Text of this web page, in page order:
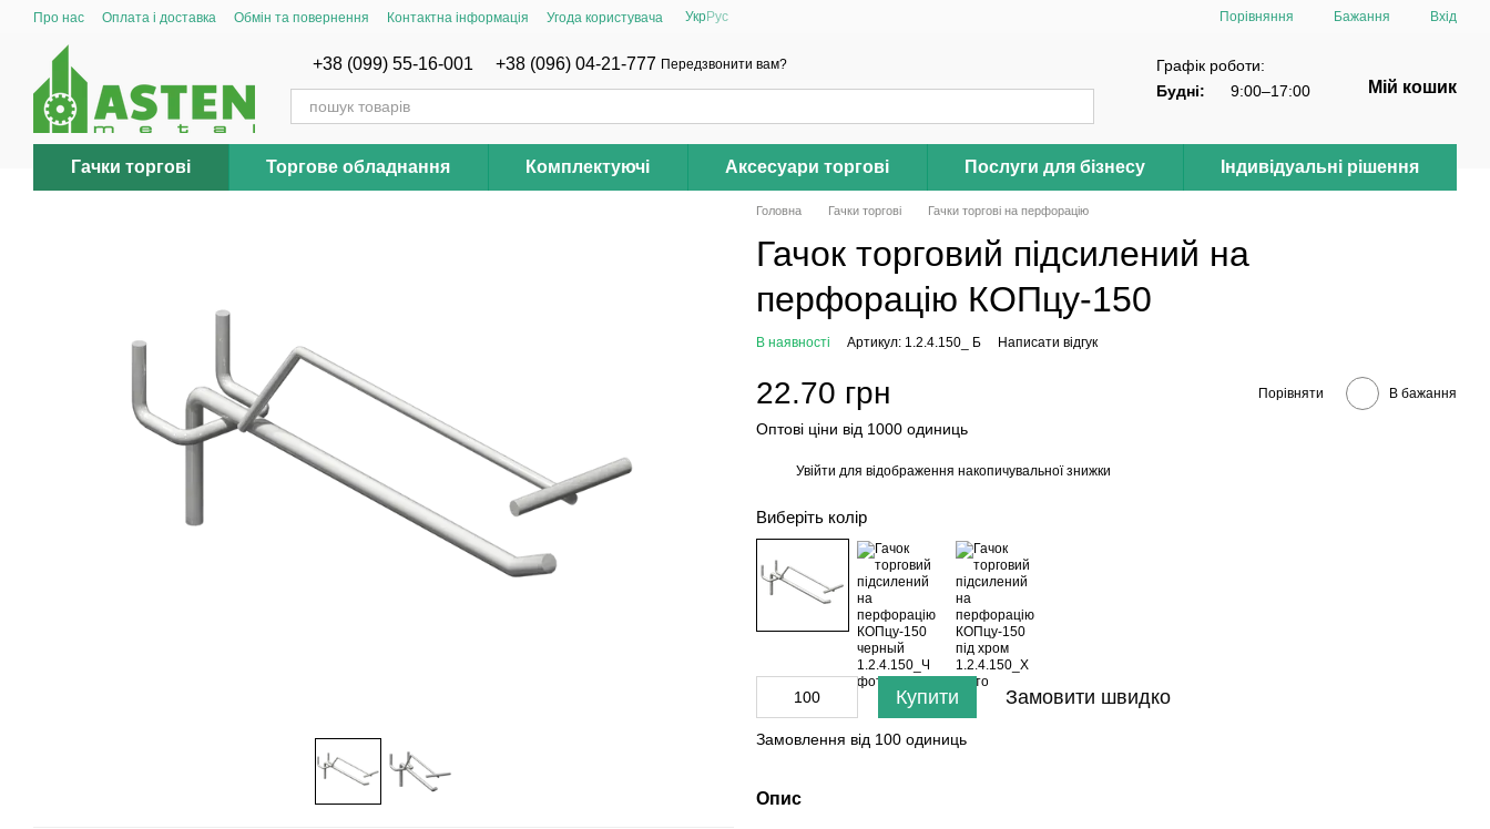
Перейти до основного контенту
Про нас Оплата і доставка Обмін та повернення Контактна інформація Угода користувача УкрРус Порівняння Бажання Вхід
+38 (099) 55-16-001 +38 (096) 04-21-777 Передзвонити вам?
Графік роботи:
Будні:
9:00–17:00 Мій кошик
Гачки торгові Торгове обладнання Комплектуючі Аксесуари торгові Послуги для бізнесу Індивідуальні рішення
Головна Гачки торгові Гачки торгові на перфорацію
Гачок торговий підсилений на
перфорацію КОПцу-150
В наявності Артикул: 1.2.4.150_ Б Написати відгук
22.70 грн Порівняти В бажання
Оптові ціни від 1000 одиниць
Увійти для відображення накопичувальної знижки
Виберіть колір
Купити Замовити швидко
Замовлення від 100 одиниць
Опис